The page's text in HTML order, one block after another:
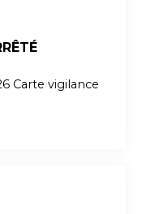
Carte vigilance